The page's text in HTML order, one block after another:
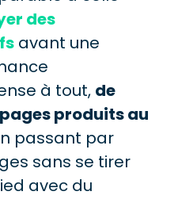
des
avant une
à tout, de
produits au
passant par
sans se tirer
avec du